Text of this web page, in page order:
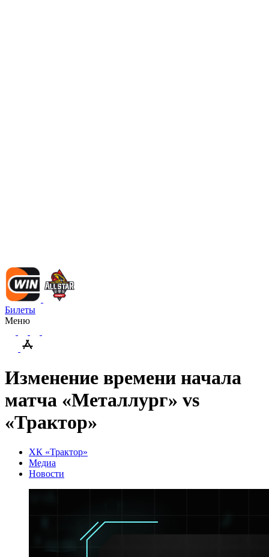
Билеты
Меню
Изменение времени начала
матча «Металлург» vs
«Трактор»
ХК «Трактор»
Медиа
Новости